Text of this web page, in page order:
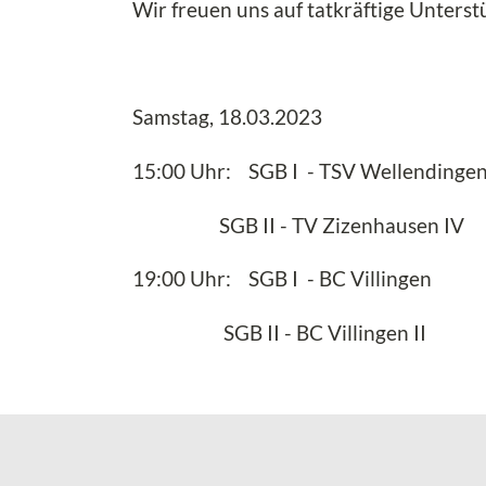
Wir freuen uns auf tatkräftige
Samstag, 18.03.2023
15:00 Uhr: SGB I - TSV Wellendingen
SGB II - TV Zizenhausen IV
19:00 Uhr: SGB I - BC Villingen
SGB II - BC Villingen II